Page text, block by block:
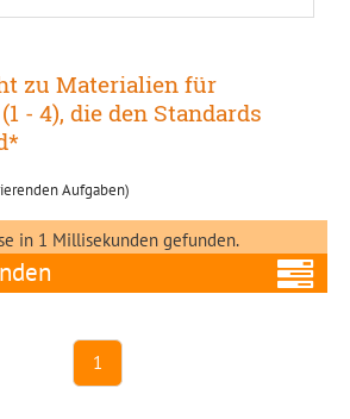
zu Materialien für
- 4), die den Standards
Aufgaben)
in 1 Millisekunden gefunden.
1